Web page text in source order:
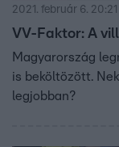
2021. február 6. 20:21
VV-Faktor: A
Magyarország
is beköltözött.
legjobban?